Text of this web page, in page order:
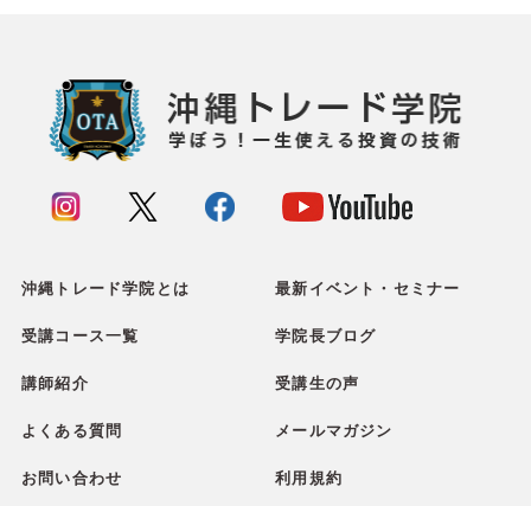
沖縄トレード学院とは 最新イベント・セミナー
受講コース一覧 学院長ブログ
講師紹介 受講生の声
よくある質問 メールマガジン
お問い合わせ 利用規約